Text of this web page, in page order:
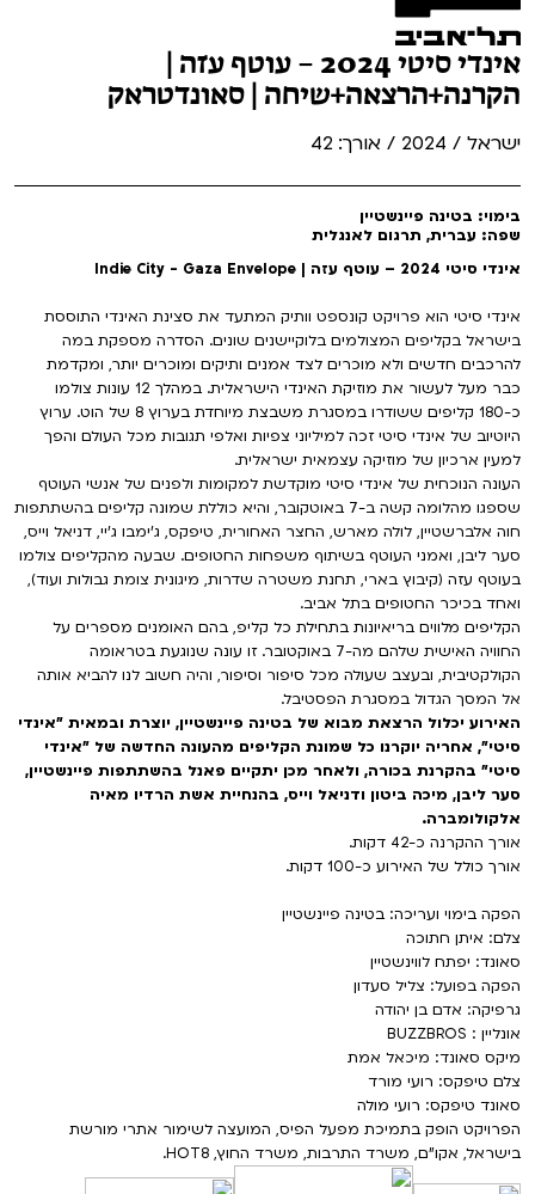
אינדי סיטי 2024 – עוטף עזה |
הקרנה+הרצאה+שיחה | סאונדטראק
ישראל / 2024 / אורך: 42
בימוי: בטינה פיינשטיין
שפה: עברית, תרגום לאנגלית
אינדי סיטי 2024 – עוטף עזה | Indie City - Gaza Envelope
אינדי סיטי הוא פרויקט קונספט וותיק המתעד את סצינת האינדי התוססת
בישראל בקליפים המצולמים בלוקיישנים שונים. הסדרה מספקת במה
להרכבים חדשים ולא מוכרים לצד אמנים ותיקים ומוכרים יותר, ומקדמת
כבר מעל לעשור את מוזיקת האינדי הישראלית. במהלך 12 עונות צולמו
כ-180 קליפים ששודרו במסגרת משבצת מיוחדת בערוץ 8 של הוט. ערוץ
היוטיוב של אינדי סיטי זכה למיליוני צפיות ואלפי תגובות מכל העולם והפך
למעין ארכיון של מוזיקה עצמאית ישראלית.
העונה הנוכחית של אינדי סיטי מוקדשת למקומות ולפנים של אנשי העוטף
שספגו מהלומה קשה ב-7 באוטקובר, והיא כוללת שמונה קליפים בהשתתפות
חוה אלברשטיין, לולה מארש, החצר האחורית, טיפקס, ג'ימבו ג'יי, דניאל וייס,
סער ליבן, ואמני העוטף בשיתוף משפחות החטופים. שבעה מהקליפים צולמו
בעוטף עזה (קיבוץ בארי, תחנת משטרה שדרות, מיגונית צומת גבולות ועוד),
ואחד בכיכר החטופים בתל אביב.
הקליפים מלווים בריאיונות בתחילת כל קליפ, בהם האומנים מספרים על
החוויה האישית שלהם מה-7 באוקטובר. זו עונה שנוגעת בטראומה
הקולקטיבית, ובעצב שעולה מכל סיפור וסיפור, והיה חשוב לנו להביא אותה
אל המסך הגדול במסגרת הפסטיבל.
האירוע יכלול הרצאת מבוא של בטינה פיינשטיין, יוצרת ובמאית "אינדי
סיטי", אחריה יוקרנו כל שמונת הקליפים מהעונה החדשה של "אינדי
סיטי" בהקרנת בכורה, ולאחר מכן יתקיים פאנל בהשתתפות פיינשטיין,
סער ליבן, מיכה ביטון ודניאל וייס, בהנחיית אשת הרדיו מאיה
אלקולומברה.
אורך ההקרנה כ-42 דקות.
אורך כולל של האירוע כ-100 דקות.
הפקה בימוי ועריכה: בטינה פיינשטיין
צלם: איתן חתוכה
סאונד: יפתח לווינשטיין
הפקה בפועל: צליל סעדון
גרפיקה: אדם בן יהודה
אונליין : BUZZBROS
מיקס סאונד: מיכאל אמת
צלם טיפקס: רועי מורד
סאונד טיפקס: רועי מולה
הפרויקט הופק בתמיכת מפעל הפיס, המועצה לשימור אתרי מורשת
בישראל, אקו"ם, משרד התרבות, משרד החוץ, HOT8.